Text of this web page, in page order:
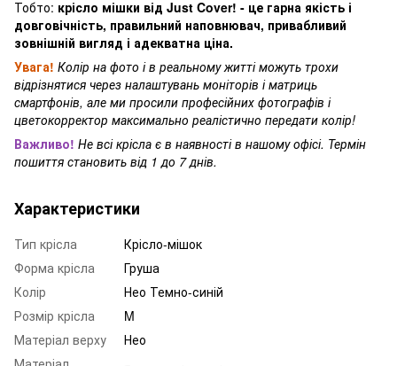
Тобто: крісло мішки від Just Cover! - це гарна якість і
довговічність, правильний наповнювач, привабливий
зовнішній вигляд і адекватна ціна.
Увага! Колір на фото і в реальному житті можуть трохи
відрізнятися через налаштувань моніторів і матриць
смартфонів, але ми просили професійних фотографів і
цветокорректор максимально реалістично передати колір!
Важливо! Не всі крісла є в наявності в нашому офісі. Термін
пошиття становить від 1 до 7 днів.
Характеристики
Тип крісла
Крісло-мішок
Форма крісла
Груша
Колір
Нео Темно-синій
Розмір крісла
M
Матеріал верху
Нео